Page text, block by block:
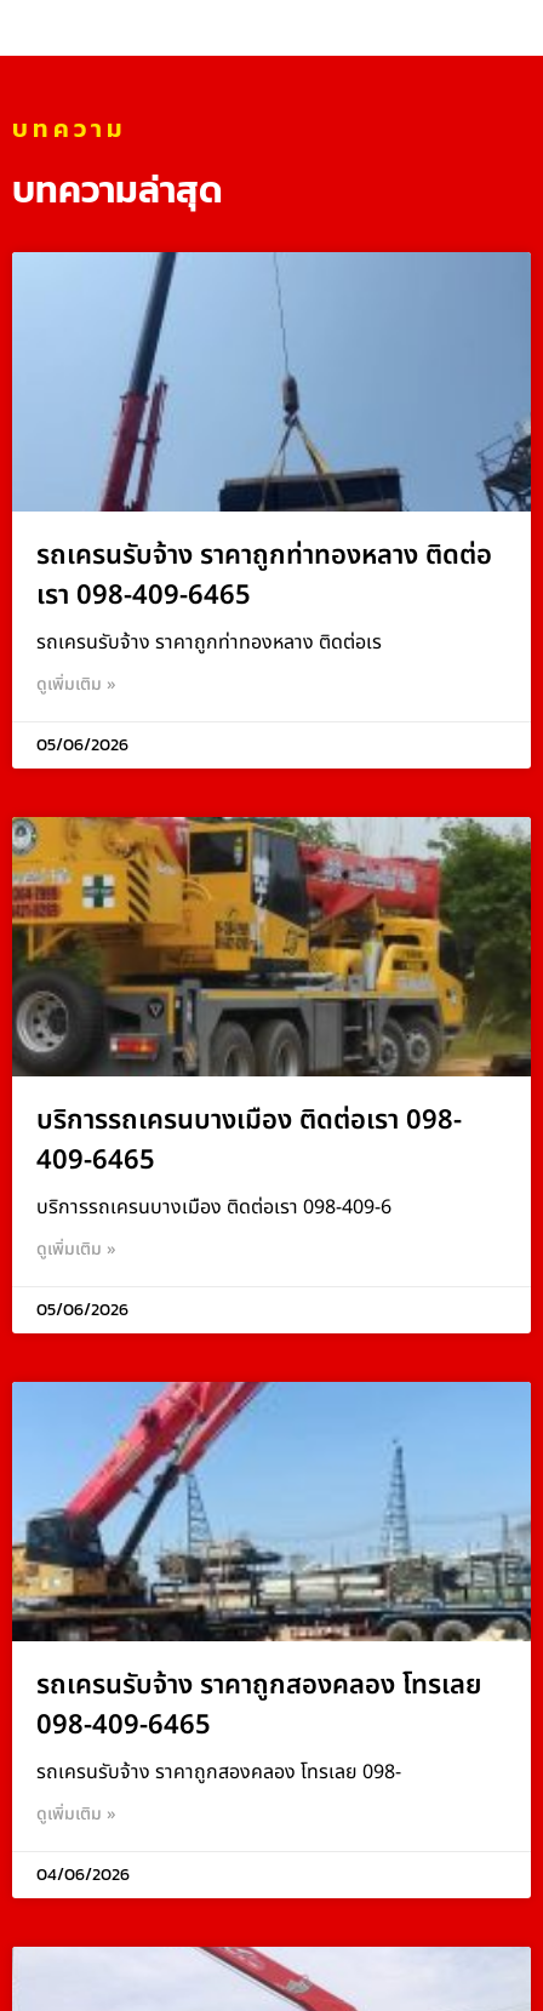
บทความ
บทความล่าสุด
รถเครนรับจ้าง ราคาถูกท่าทองหลาง ติดต่อ
เรา 098-409-6465
รถเครนรับจ้าง ราคาถูกท่าทองหลาง ติดต่อเร
ดูเพิ่มเติม »
05/06/2026
บริการรถเครนบางเมือง ติดต่อเรา 098-
409-6465
บริการรถเครนบางเมือง ติดต่อเรา 098-409-6
ดูเพิ่มเติม »
05/06/2026
รถเครนรับจ้าง ราคาถูกสองคลอง โทรเลย
098-409-6465
รถเครนรับจ้าง ราคาถูกสองคลอง โทรเลย 098-
ดูเพิ่มเติม »
04/06/2026